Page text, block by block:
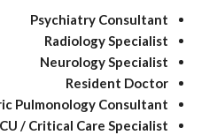
Psychiatry Consultant
Radiology Specialist
Neurology Specialist
Resident Doctor
Pulmonology Consultant
/ Critical Care Specialist